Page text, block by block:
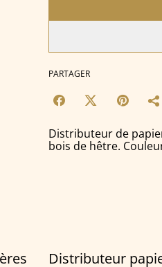
PARTAGER
Distributeur de
bois de hêtre.
Distributeur